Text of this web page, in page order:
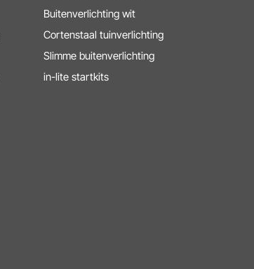
Buitenverlichting wit
Cortenstaal tuinverlichting
Slimme buitenverlichting
in-lite startkits